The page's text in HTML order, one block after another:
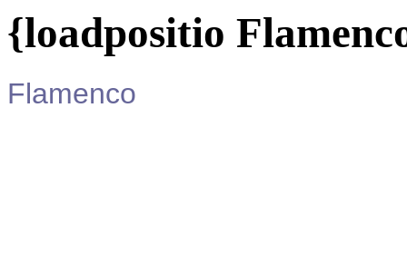
{loadpositio
Flamenco